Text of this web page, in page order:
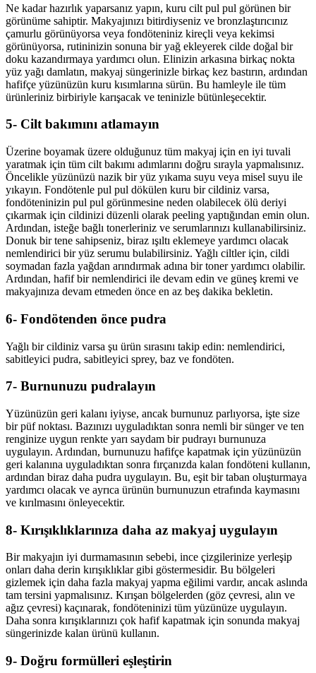
Ne kadar hazırlık yaparsanız yapın, kuru cilt pul pul görünen bir
görünüme sahiptir. Makyajınızı bitirdiyseniz ve bronzlaştırıcınız
çamurlu görünüyorsa veya fondöteniniz kireçli veya kekimsi
görünüyorsa, rutininizin sonuna bir yağ ekleyerek cilde doğal bir
doku kazandırmaya yardımcı olun. Elinizin arkasına birkaç nokta
yüz yağı damlatın, makyaj süngerinizle birkaç kez bastırın, ardından
hafifçe yüzünüzün kuru kısımlarına sürün. Bu hamleyle ile tüm
ürünleriniz birbiriyle karışacak ve teninizle bütünleşecektir.
5- Cilt bakımını atlamayın
Üzerine boyamak üzere olduğunuz tüm makyaj için en iyi tuvali
yaratmak için tüm cilt bakımı adımlarını doğru sırayla yapmalısınız.
Öncelikle yüzünüzü nazik bir yüz yıkama suyu veya misel suyu ile
yıkayın. Fondötenle pul pul dökülen kuru bir cildiniz varsa,
fondöteninizin pul pul görünmesine neden olabilecek ölü deriyi
çıkarmak için cildinizi düzenli olarak peeling yaptığından emin olun.
Ardından, isteğe bağlı tonerleriniz ve serumlarınızı kullanabilirsiniz.
Donuk bir tene sahipseniz, biraz ışıltı eklemeye yardımcı olacak
nemlendirici bir yüz serumu bulabilirsiniz. Yağlı ciltler için, cildi
soymadan fazla yağdan arındırmak adına bir toner yardımcı olabilir.
Ardından, hafif bir nemlendirici ile devam edin ve güneş kremi ve
makyajınıza devam etmeden önce en az beş dakika bekletin.
6- Fondötenden önce pudra
Yağlı bir cildiniz varsa şu ürün sırasını takip edin: nemlendirici,
sabitleyici pudra, sabitleyici sprey, baz ve fondöten.
7- Burnunuzu pudralayın
Yüzünüzün geri kalanı iyiyse, ancak burnunuz parlıyorsa, işte size
bir püf noktası. Bazınızı uyguladıktan sonra nemli bir sünger ve ten
renginize uygun renkte yarı saydam bir pudrayı burnunuza
uygulayın. Ardından, burnunuzu hafifçe kapatmak için yüzünüzün
geri kalanına uyguladıktan sonra fırçanızda kalan fondöteni kullanın,
ardından biraz daha pudra uygulayın. Bu, eşit bir taban oluşturmaya
yardımcı olacak ve ayrıca ürünün burnunuzun etrafında kaymasını
ve kırılmasını önleyecektir.
8- Kırışıklıklarınıza daha az makyaj uygulayın
Bir makyajın iyi durmamasının sebebi, ince çizgilerinize yerleşip
onları daha derin kırışıklıklar gibi göstermesidir. Bu bölgeleri
gizlemek için daha fazla makyaj yapma eğilimi vardır, ancak aslında
tam tersini yapmalısınız. Kırışan bölgelerden (göz çevresi, alın ve
ağız çevresi) kaçınarak, fondöteninizi tüm yüzünüze uygulayın.
Daha sonra kırışıklarınızı çok hafif kapatmak için sonunda makyaj
süngerinizde kalan ürünü kullanın.
9- Doğru formülleri eşleştirin